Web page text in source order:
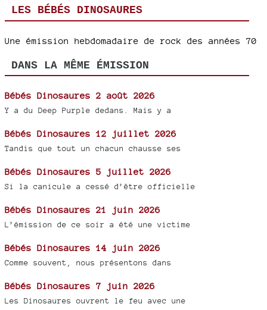
LES BÉBÉS DINOSAURES
Une émission hebdomadaire de rock des années 70
DANS LA MÊME ÉMISSION
Bébés Dinosaures 2 août 2026
Y a du Deep Purple dedans. Mais y a
Bébés Dinosaures 12 juillet 2026
Tandis que tout un chacun chausse ses
Bébés Dinosaures 5 juillet 2026
Si la canicule a cessé d’être officielle
Bébés Dinosaures 21 juin 2026
L’émission de ce soir a été une victime
Bébés Dinosaures 14 juin 2026
Comme souvent, nous présentons dans
Bébés Dinosaures 7 juin 2026
Les Dinosaures ouvrent le feu avec une